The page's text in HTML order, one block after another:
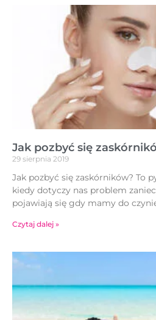
Jak pozbyć się
29 sierpnia 2019
Jak pozbyć się zaskórników? To
kiedy dotyczy nas problem
pojawiają się gdy mamy do
Czytaj dalej »